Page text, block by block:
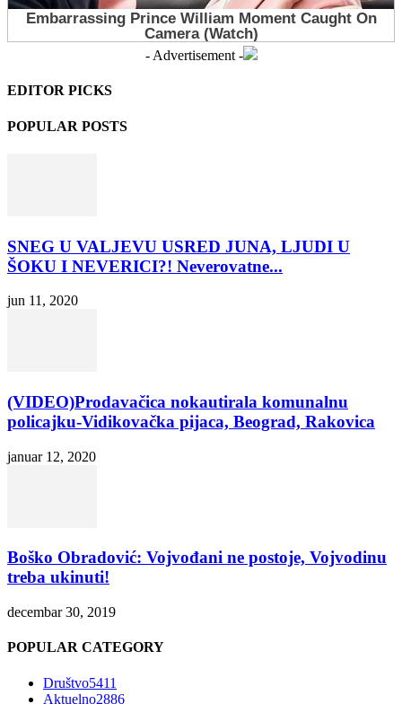
- Advertisement -
EDITOR PICKS
POPULAR POSTS
SNEG U VALJEVU USRED JUNA, LJUDI U
ŠOKU I NEVERICI?! Neverovatne...
jun 11, 2020
(VIDEO)Prodavačica nokautirala komunalnu
policajku-Vidikovačka pijaca, Beograd, Rakovica
januar 12, 2020
Boško Obradović: Vojvođani ne postoje, Vojvodinu
treba ukinuti!
decembar 30, 2019
POPULAR CATEGORY
Društvo5411
Aktuelno2886